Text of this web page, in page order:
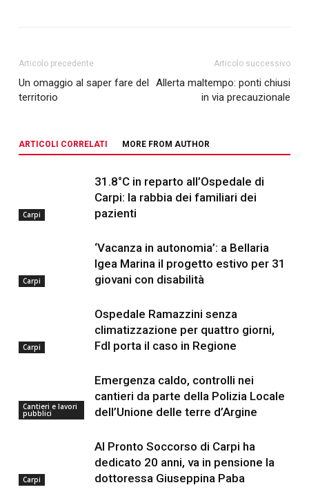
Articolo precedente
Un omaggio al saper fare del
territorio
Articolo successivo
Allerta maltempo: ponti chiusi
in via precauzionale
ARTICOLI CORRELATI MORE FROM AUTHOR
Carpi
31.8°C in reparto all’Ospedale di
Carpi: la rabbia dei familiari dei
pazienti
Carpi
‘Vacanza in autonomia’: a Bellaria
Igea Marina il progetto estivo per 31
giovani con disabilità
Carpi
Ospedale Ramazzini senza
climatizzazione per quattro giorni,
FdI porta il caso in Regione
Cantieri e lavori
pubblici
Emergenza caldo, controlli nei
cantieri da parte della Polizia Locale
dell’Unione delle terre d’Argine
Carpi
Al Pronto Soccorso di Carpi ha
dedicato 20 anni, va in pensione la
dottoressa Giuseppina Paba